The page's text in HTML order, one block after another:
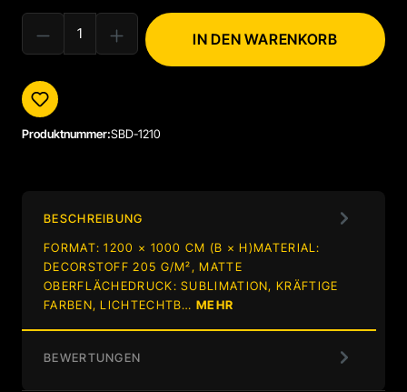
PRODUKT ANZAHL: GIB DEN GEWÜNSCHTEN WERT EIN ODER
IN DEN WARENKORB
Produktnummer:SBD-1210
BESCHREIBUNG
FORMAT: 1200 × 1000 CM (B × H)MATERIAL:
DECORSTOFF 205 G/M², MATTE
OBERFLÄCHEDRUCK: SUBLIMATION, KRÄFTIGE
FARBEN, LICHTECHTB…MEHR
BEWERTUNGEN